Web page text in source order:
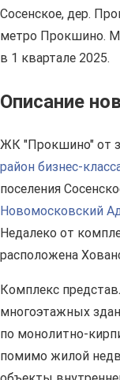
Сосенское, дер.
метро Прокшино.
в 1 квартале 2025.
Описание
ЖК "Прокшино" от
район бизнес-
поселения
Новомосковский
Недалеко от
расположена
Комплекс
многоэтажных
по монолитно-
помимо жилой